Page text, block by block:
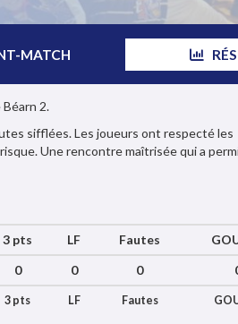
MATCH
2.
sifflées. Les joueurs ont respecté les
Une rencontre maîtrisée qui a
3 pts LF Fautes
0 0 0
3 pts LF Fautes